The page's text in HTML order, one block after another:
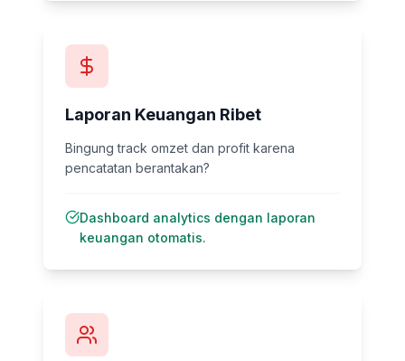
Laporan Keuangan Ribet
Bingung track omzet dan profit karena
pencatatan berantakan?
Dashboard analytics dengan laporan
keuangan otomatis.